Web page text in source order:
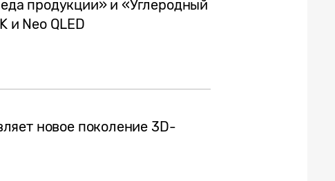
продукции» и «Углеродный
и Neo QLED
новое поколение 3D-